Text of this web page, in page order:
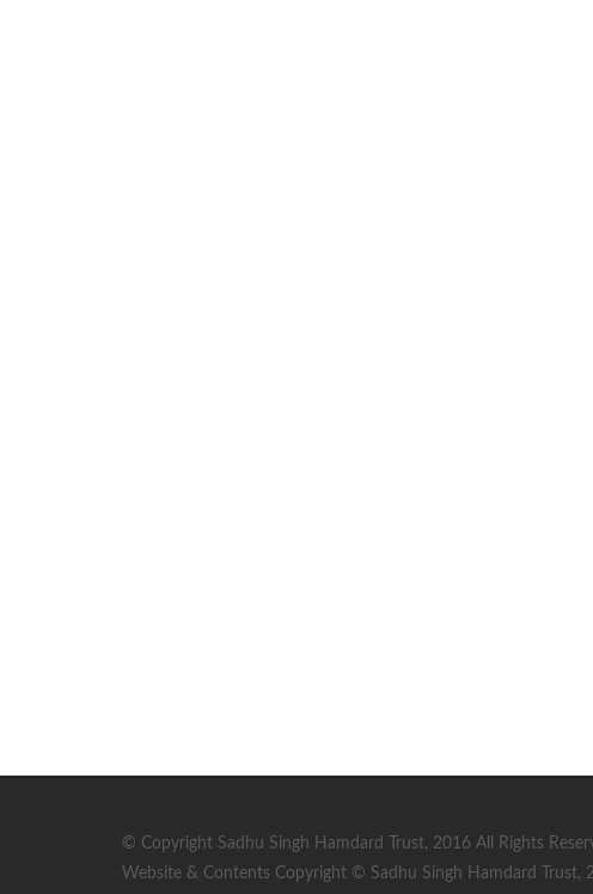
© Copyright Sadhu Singh Hamdard Trust, 2016 All Rights
Website & Contents Copyright © Sadhu Singh Hamdard